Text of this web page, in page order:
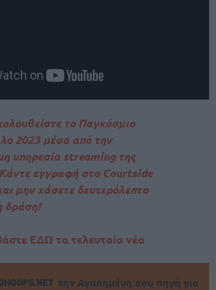
το Παγκόσμιο
2023 μέσα από την
υπηρεσία streaming της
εγγραφή στο Courtside
μην χάσετε δευτερόλεπτο
δράση!
ΕΔΩ τα τελευταία νέα
την Αγαπημένη σου πηγή για